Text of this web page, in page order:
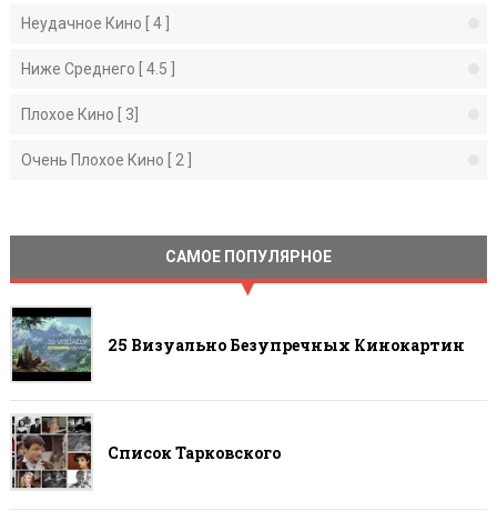
Неудачное Кино [ 4 ]
Ниже Среднего [ 4.5 ]
Плохое Кино [ 3]
Очень Плохое Кино [ 2 ]
САМОЕ ПОПУЛЯРНОЕ
25 Визуально Безупречных Кинокартин
Список Тарковского